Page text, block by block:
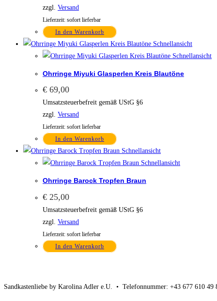
zzgl. Versand
Lieferzeit: sofort lieferbar
In den Warenkorb
Schnellansicht
Schnellansicht
Ohrringe Miyuki Glasperlen Kreis Blautöne
€ 69,00
Umsatzsteuerbefreit gemäß UStG §6
zzgl. Versand
Lieferzeit: sofort lieferbar
In den Warenkorb
Schnellansicht
Schnellansicht
Ohrringe Barock Tropfen Braun
€ 25,00
Umsatzsteuerbefreit gemäß UStG §6
zzgl. Versand
Lieferzeit: sofort lieferbar
In den Warenkorb
Sandkastenliebe by Karolina Adler e.U. • Telefonnummer: +43 677 610